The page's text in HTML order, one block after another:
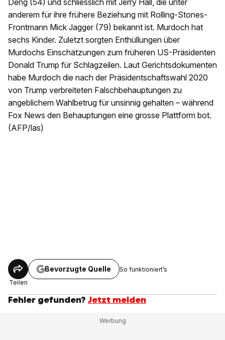
Deng (54) und schliesslich mit Jerry Hall, die unter
anderem für ihre frühere Beziehung mit Rolling-Stones-
Frontmann Mick Jagger (79) bekannt ist. Murdoch hat
sechs Kinder. Zuletzt sorgten Enthüllungen über
Murdochs Einschätzungen zum früheren US-Präsidenten
Donald Trump für Schlagzeilen. Laut Gerichtsdokumenten
habe Murdoch die nach der Präsidentschaftswahl 2020
von Trump verbreiteten Falschbehauptungen zu
angeblichem Wahlbetrug für unsinnig gehalten – während
Fox News den Behauptungen eine grosse Plattform bot.
(AFP/las)
Teilen
Bevorzugte Quelle So funktioniert’s
Fehler gefunden? Jetzt melden